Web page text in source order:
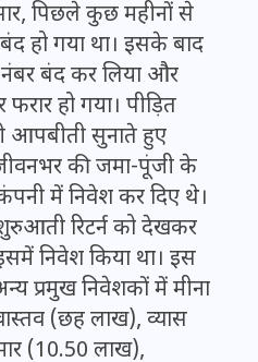
पिछले कुछ महीनों से
बंद हो गया था। इसके बाद
बंद कर लिया और
हो गया। पीड़ित
आपबीती सुनाते हुए
की जमा-पूंजी के
में निवेश कर दिए थे।
रिटर्न को देखकर
निवेश किया था। इस
प्रमुख निवेशकों में मीना
(छह लाख), व्यास
(10.50 लाख),